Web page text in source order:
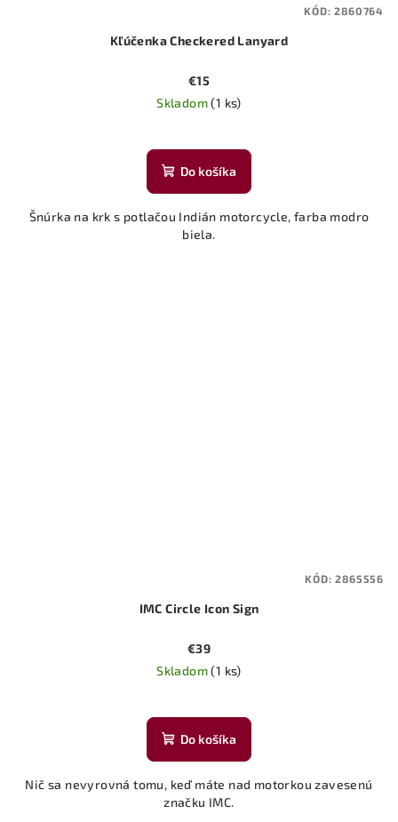
Kľúčenka Checkered Lanyard
€15
Skladom(1 ks)
Do košíka
Šnúrka na krk s potlačou Indián motorcycle, farba modro
biela.
KÓD:2860764
IMC Circle Icon Sign
€39
Skladom(1 ks)
Do košíka
Nič sa nevyrovná tomu, keď máte nad motorkou zavesenú
značku IMC.
KÓD:2865556